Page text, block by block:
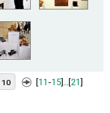
10 [11-15]...[21]